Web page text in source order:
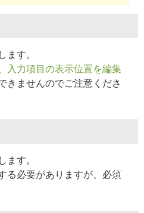
ます。
入力項目の表示位置を編集
きませんのでご注意くださ
ます。
る必要がありますが、必須